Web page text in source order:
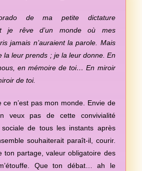
de ma petite dictature
je rêve d’un monde où mes
jamais n’auraient la parole. Mais
la leur prends ; je la leur donne. En
en mémoire de toi… En miroir
de toi.
ce n’est pas mon monde. Envie de
veux pas de cette convivialité
sociale de tous les instants après
souhaiterait paraît-il, courir.
ton partage, valeur obligatoire des
Que ton débat… ah le